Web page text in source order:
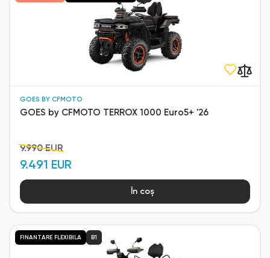
GOES BY CFMOTO
GOES by CFMOTO TERROX 1000 Euro5+ '26
9.990 EUR
9.491 EUR
În coș
FINANTARE FLEXIBILA B1